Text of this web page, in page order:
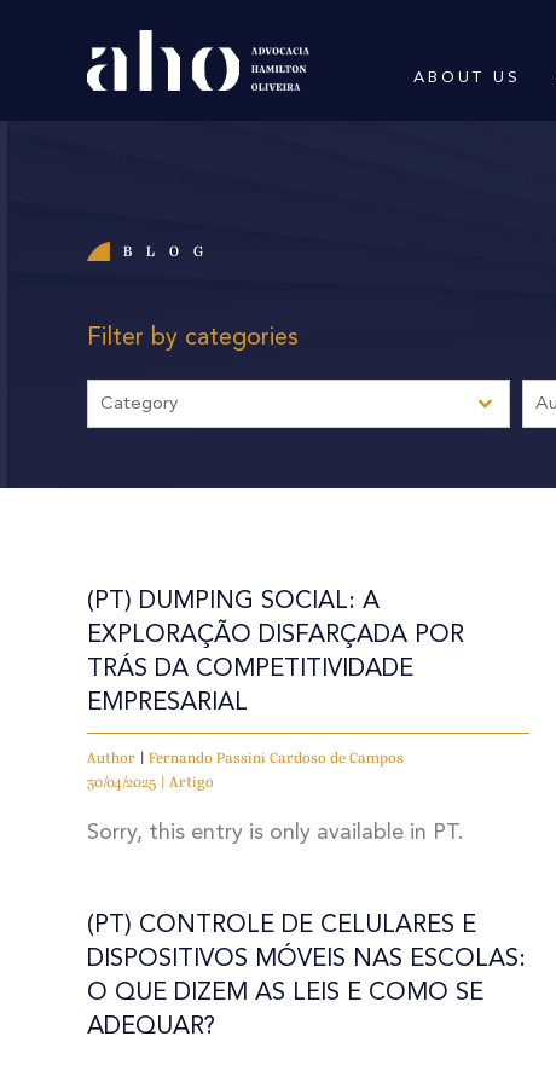
ABOUT US
BLOG
Filter by categories
(PT) DUMPING SOCIAL: A
EXPLORAÇÃO DISFARÇADA POR
TRÁS DA COMPETITIVIDADE
EMPRESARIAL
Author | Fernando Passini Cardoso de Campos
30/04/2025 | Artigo
Sorry, this entry is only available in PT.
(PT) CONTROLE DE CELULARES E
DISPOSITIVOS MÓVEIS NAS ESCOLAS:
O QUE DIZEM AS LEIS E COMO SE
ADEQUAR?